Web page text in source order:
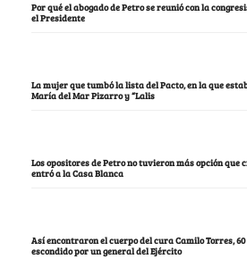
Por qué el abogado de Petro se reunió con la
el Presidente
La mujer que tumbó la lista del Pacto, en la que
María del Mar Pizarro y “Lalis
Los opositores de Petro no tuvieron más opción
entró a la Casa Blanca
Así encontraron el cuerpo del cura Camilo Torres,
escondido por un general del Ejército